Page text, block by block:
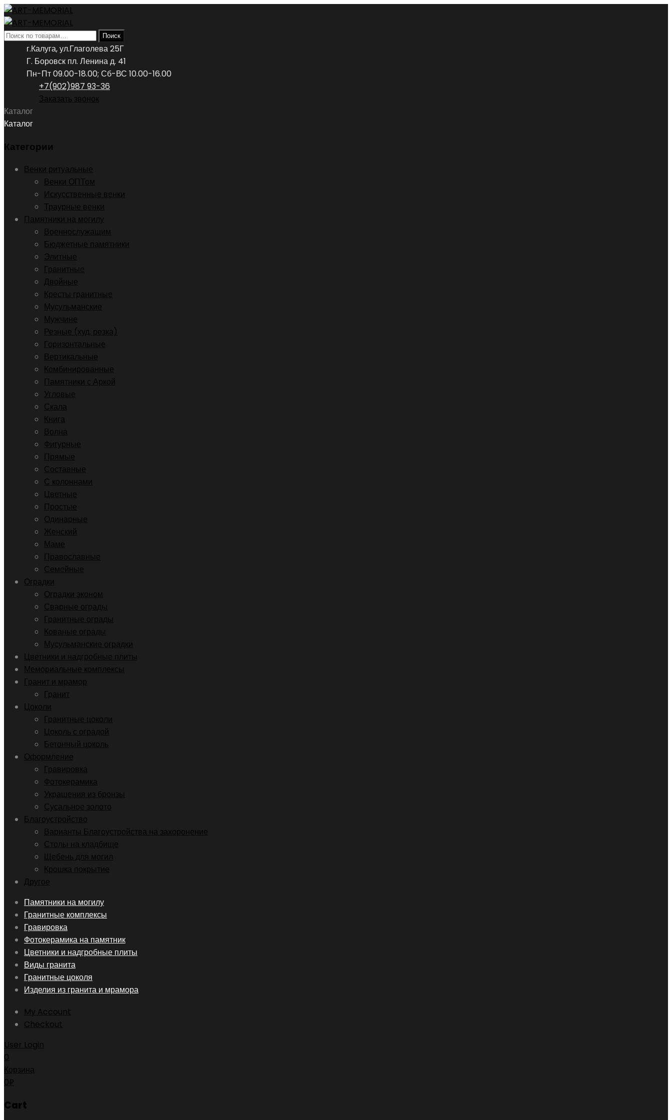
Искать: Поиск
г.Калуга, ул.Глаголева 25Г
Г. Боровск пл. Ленина д. 41
Пн-Пт 09.00-18.00; Сб-ВС 10.00-16.00
+7(902)987 93-36
Заказать звонок
Каталог
Каталог
Категории
Венки ритуальные
Венки ОПТом
Искусственные венки
Траурные венки
Памятники на могилу
Военнослужащим
Бюджетные памятники
Элитные
Гранитные
Двойные
Кресты гранитные
Мусульманские
Мужчине
Резные (худ. резка)
Горизонтальные
Вертикальные
Комбинированные
Памятники с Аркой
Угловые
Скала
Книга
Волна
Фигурные
Прямые
Составные
С колоннами
Цветные
Простые
Одинарные
Женский
Маме
Православные
Семейные
Оградки
Оградки эконом
Сварные ограды
Гранитные ограды
Кованые ограды
Мусульманские оградки
Цветники и надгробные плиты
Мемориальные комплексы
Гранит и мрамор
Гранит
Цоколи
Гранитные цоколи
Цоколь с оградой
Бетонный цоколь
Оформление
Гравировка
Фотокерамика
Украшения из бронзы
Сусальное золото
Благоустройство
Варианты Благоустройства на захоронение
Столы на кладбище
Щебень для могил
Крошка покрытие
Другое
Skip
content
Памятники на могилу
Гранитные комплексы
Гравировка
Фотокерамика на памятник
Цветники и надгробные плиты
Виды гранита
Гранитные цоколя
Изделия из гранита и мрамора
My Account
Checkout
User Login
0
Корзина
0₽
Cart